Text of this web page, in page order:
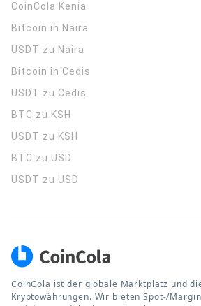
CoinCola Kenia
Bitcoin in Naira
USDT zu Naira
Bitcoin in Cedis
USDT zu Cedis
BTC zu KSH
USDT zu KSH
BTC zu USD
USDT zu USD
CoinCola ist der globale Marktplatz und
Kryptowährungen. Wir bieten Spot-/